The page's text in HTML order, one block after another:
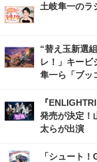
土岐隼一のラ
“替え玉新選
レ！」キービ
隼一ら「ブッ
『
発売が決定！
太らが出演
「シュート